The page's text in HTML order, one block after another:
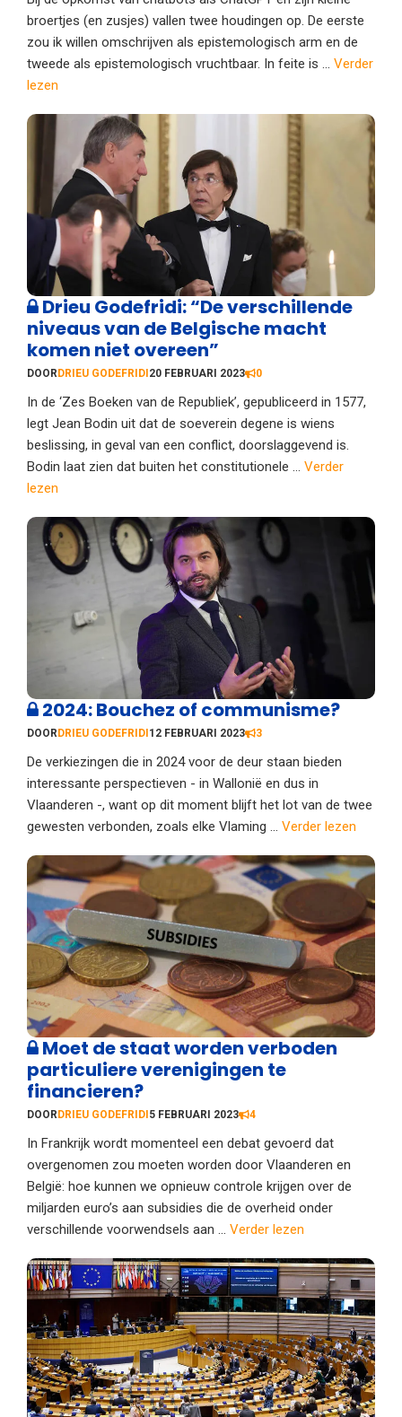
broertjes (en zusjes) vallen twee houdingen op. De eerste
zou ik willen omschrijven als epistemologisch arm en de
tweede als epistemologisch vruchtbaar. In feite is ... Verder
lezen
Drieu Godefridi: “De verschillende
niveaus van de Belgische macht
komen niet overeen”
DOORDRIEU GODEFRIDI20 FEBRUARI 2023 0
In de ‘Zes Boeken van de Republiek’, gepubliceerd in 1577,
legt Jean Bodin uit dat de soeverein degene is wiens
beslissing, in geval van een conflict, doorslaggevend is.
Bodin laat zien dat buiten het constitutionele ... Verder
lezen
2024: Bouchez of communisme?
DOORDRIEU GODEFRIDI12 FEBRUARI 2023 3
De verkiezingen die in 2024 voor de deur staan bieden
interessante perspectieven - in Wallonië en dus in
Vlaanderen -, want op dit moment blijft het lot van de twee
gewesten verbonden, zoals elke Vlaming ... Verder lezen
Moet de staat worden verboden
particuliere verenigingen te
financieren?
DOORDRIEU GODEFRIDI5 FEBRUARI 2023 4
In Frankrijk wordt momenteel een debat gevoerd dat
overgenomen zou moeten worden door Vlaanderen en
België: hoe kunnen we opnieuw controle krijgen over de
miljarden euro’s aan subsidies die de overheid onder
verschillende voorwendsels aan ... Verder lezen